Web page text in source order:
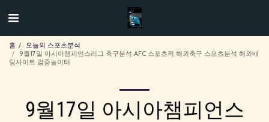
홈
오늘의 스포츠분석
9월17일 아시아챔피언스리그 축구분석 AFC 스포츠픽 해외축구 스포츠분석 해외배
팅사이트 검증놀이터
9월17일 아시아챔피언스